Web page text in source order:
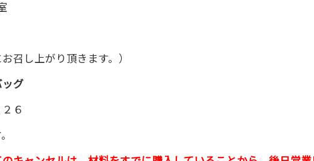
召し上がり頂きます。）
ッグ
６